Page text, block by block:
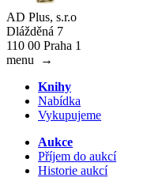
AD Plus, s.r.o
Dlážděná 7
110 00 Praha 1
menu
→
Knihy
Nabídka
Vykupujeme
Aukce
Příjem do aukcí
Historie aukcí